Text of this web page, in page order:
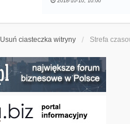
Usuń ciasteczka witryny Strefa